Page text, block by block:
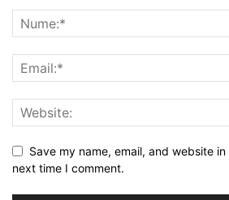
Save my name, email, and website
next time I comment.